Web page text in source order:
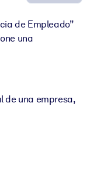
de Empleado”
una
de una empresa,